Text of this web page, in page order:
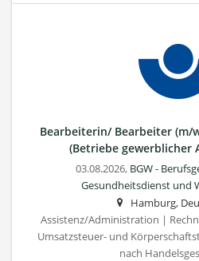
Bearbeiterin/ Bearbeiter (m/
(Betriebe gewerblicher
03.08.2026, BGW -
Gesundheitsdienst und
Hamburg,
Assistenz/Administration |
Umsatzsteuer- und
nach